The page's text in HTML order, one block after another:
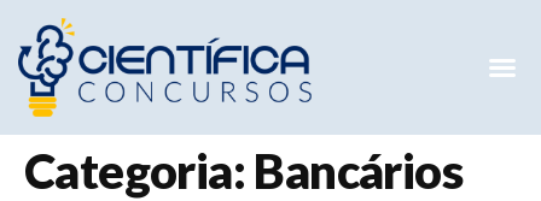
Categoria: Bancários